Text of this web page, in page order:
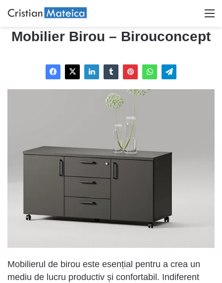
Mobilier Birou – Birouconcept
Mobilierul de birou este esențial pentru a crea un
mediu de lucru productiv și confortabil. Indiferent